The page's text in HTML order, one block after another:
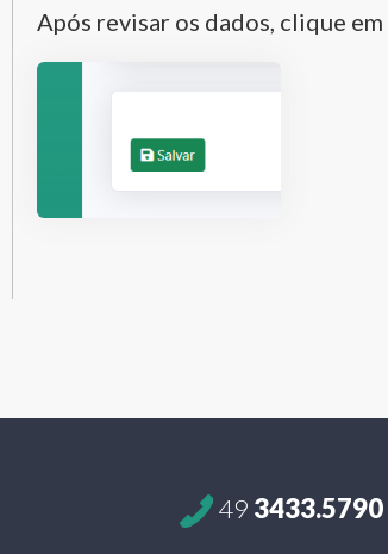
Após revisar os dados, clique em
49 3433.5790